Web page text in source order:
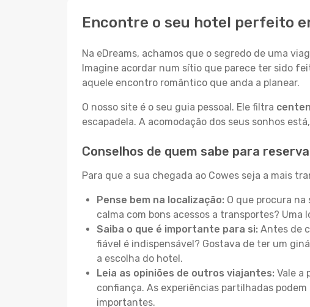
Encontre o seu hotel perfeito
Na eDreams, achamos que o segredo de uma
Imagine acordar num sítio que parece ter sido
aquele encontro romântico que anda a planear.
O nosso site é o seu guia pessoal. Ele filtra
escapadela. A acomodação dos seus sonhos
Conselhos de quem sabe para
Para que a sua chegada ao Cowes seja a mais
Pense bem na localização: O que procura
calma com bons acessos a transportes?
Saiba o que é importante para si: Antes de
fiável é indispensável? Gostava de ter um
a escolha do hotel.
Leia as opiniões de outros viajantes: Vale a
confiança. As experiências partilhadas
importantes.